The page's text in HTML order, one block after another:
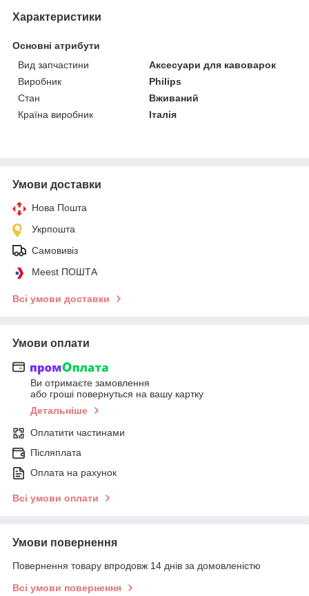
Характеристики
Основні атрибути
Вид запчастини
Аксесуари для кавоварок
Виробник
Philips
Стан
Вживаний
Країна виробник
Італія
Умови доставки
Нова Пошта
Укрпошта
Самовивіз
Meest ПОШТА
Всі умови доставки
Умови оплати
Ви отримаєте замовлення
або гроші повернуться на вашу картку
Детальніше
Оплатити частинами
Післяплата
Оплата на рахунок
Всі умови оплати
Умови повернення
Повернення товару впродовж 14 днів за домовленістю
Всі умови повернення